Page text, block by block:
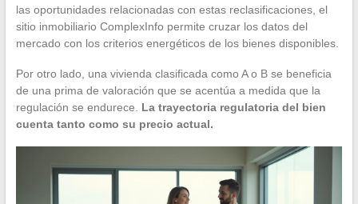
las oportunidades relacionadas con estas reclasificaciones, el
sitio inmobiliario ComplexInfo permite cruzar los datos del
mercado con los criterios energéticos de los bienes disponibles.
Por otro lado, una vivienda clasificada como A o B se beneficia
de una prima de valoración que se acentúa a medida que la
regulación se endurece. La trayectoria regulatoria del bien
cuenta tanto como su precio actual.